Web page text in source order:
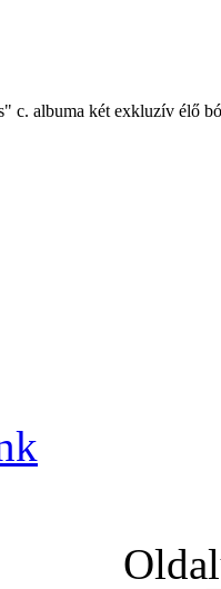
c. albuma két exkluzív élő